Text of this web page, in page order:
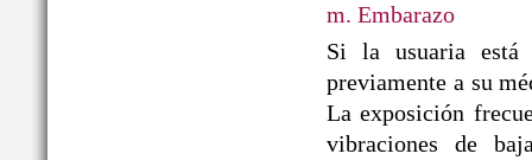
m. Embarazo
Si la usuaria está
previamente a su
La exposición
vibraciones de